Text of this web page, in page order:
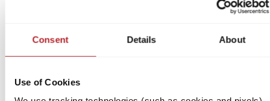
Consent Details About
Use of Cookies
vollumfänglich mit GFK ausgestattet, von